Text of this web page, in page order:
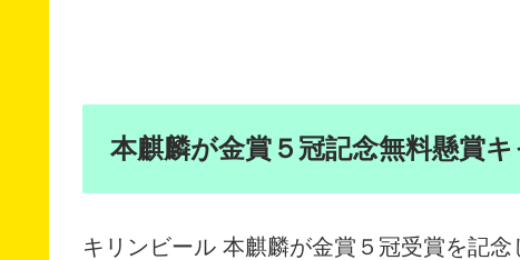
本麒麟が金賞５冠記念無料懸賞キ
キリンビール 本麒麟が金賞５冠受賞を記